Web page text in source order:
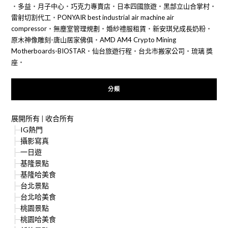
‧ 多益‧ 月子中心‧ 巧克力專賣店‧ 日本四國旅遊‧ 黑部立山合掌村‧
雷射切割代工 ‧ PONYAIR best industrial air machine air
compressor‧ 無塵室管理規劃 ‧ 婚紗禮服租賃‧ 新安琪兒成長奶粉‧
原木神像雕刻-唐山居家佛俱‧ AMD AM4 Crypto Mining
Motherboards-BIOSTAR ‧ 仙台旅遊行程 ‧ 台北市搬家公司 ‧ 琉璃 獎
座‧
分類
展開所有| 收合所有
IG熱門
攝影寫真
一日遊
基隆景點
基隆哈美食
台北景點
台北哈美食
桃園景點
桃園哈美食